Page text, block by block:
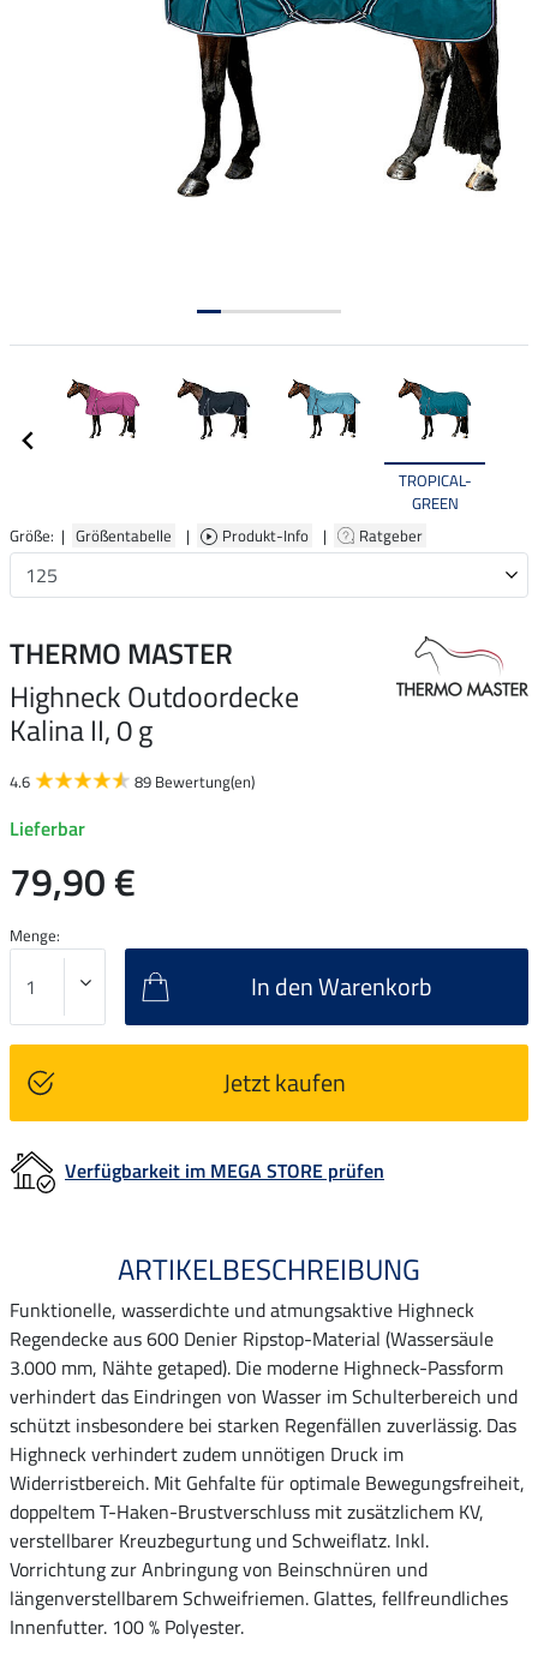
TROPICAL-
GREEN
Größe: | Größentabelle | Produkt-Info | Ratgeber
THERMO MASTER
Highneck Outdoordecke
Kalina II, 0 g
4.6 89 Bewertung(en)
Lieferbar
79,90 €
Menge:
In den Warenkorb
Jetzt kaufen
Verfügbarkeit im MEGA STORE prüfen
ARTIKELBESCHREIBUNG
Funktionelle, wasserdichte und atmungsaktive Highneck
Regendecke aus 600 Denier Ripstop-Material (Wassersäule
3.000 mm, Nähte getaped). Die moderne Highneck-Passform
verhindert das Eindringen von Wasser im Schulterbereich und
schützt insbesondere bei starken Regenfällen zuverlässig. Das
Highneck verhindert zudem unnötigen Druck im
Widerristbereich. Mit Gehfalte für optimale Bewegungsfreiheit,
doppeltem T-Haken-Brustverschluss mit zusätzlichem KV,
verstellbarer Kreuzbegurtung und Schweiflatz. Inkl.
Vorrichtung zur Anbringung von Beinschnüren und
längenverstellbarem Schweifriemen. Glattes, fellfreundliches
Innenfutter. 100 % Polyester.